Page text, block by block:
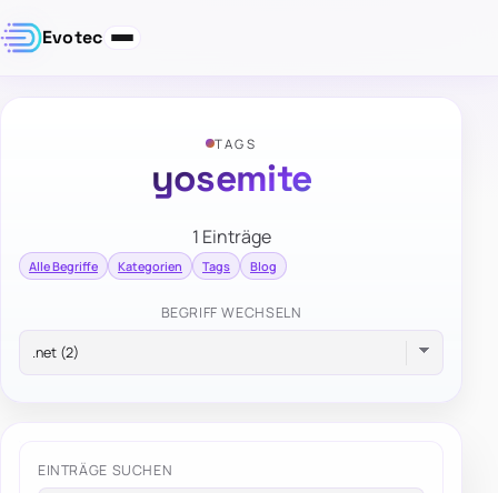
Evotec
TAGS
yosemite
1 Einträge
Alle Begriffe Kategorien Tags Blog
BEGRIFF WECHSELN
EINTRÄGE SUCHEN